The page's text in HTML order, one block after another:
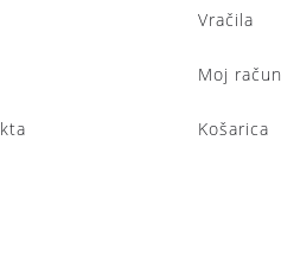
Vračila
Moj račun
Košarica